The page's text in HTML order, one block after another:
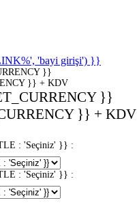
'bayi girişi') }}
}}
}} + KDV
}}
}} + KDV
: 'Seçiniz' }} :
: 'Seçiniz' }} :